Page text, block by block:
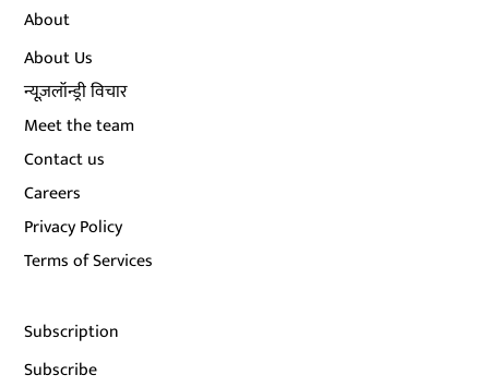
About
About Us
न्यूज़लॉन्ड्री विचार
Meet the team
Contact us
Careers
Privacy Policy
Terms of Services
Subscription
Subscribe